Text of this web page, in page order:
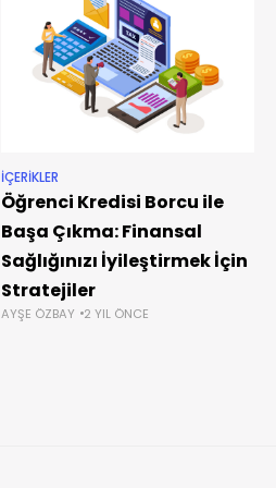
İÇERIKLER
Öğrenci Kredisi Borcu ile
Başa Çıkma: Finansal
Sağlığınızı İyileştirmek İçin
Stratejiler
AYŞE ÖZBAY 2 YIL ÖNCE